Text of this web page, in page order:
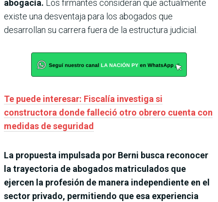
abogacía. Los firmantes consideran que actualmente
existe una desventaja para los abogados que
desarrollan su carrera fuera de la estructura judicial.
Te puede interesar: Fiscalía investiga si
constructora donde falleció otro obrero cuenta con
medidas de seguridad
La propuesta impulsada por Berni busca reconocer
la trayectoria de abogados matriculados que
ejercen la profesión de manera independiente en el
sector privado, permitiendo que esa experiencia